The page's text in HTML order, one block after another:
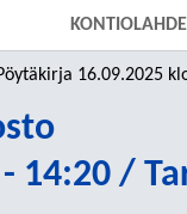
16.09.2025 klo 13:00 -
14:20 /